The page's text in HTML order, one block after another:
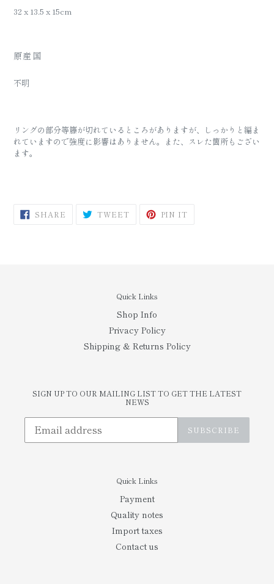
32 x 13.5 x 15cm
原産国
不明
リングの部分等籐が切れているところがありますが、しっかりと編ま
れていますので強度に影響はありません。また、スレた箇所もござい
ます。
SHARE SHARE TWEETTWEET PIN IT
Quick Links
Shop Info
Privacy Policy
Shipping & Returns Policy
SIGN UP TO OUR MAILING LIST TO GET THE LATEST
NEWS
SUBSCRIBE
Quick Links
Payment
Quality notes
Import taxes
Contact us